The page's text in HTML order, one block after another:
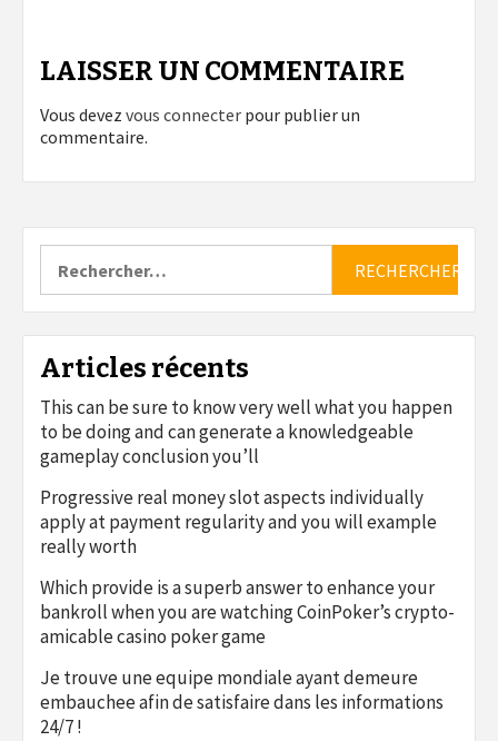
LAISSER UN COMMENTAIRE
Vous devez vous connecter pour publier un
commentaire.
Articles récents
This can be sure to know very well what you happen
to be doing and can generate a knowledgeable
gameplay conclusion you’ll
Progressive real money slot aspects individually
apply at payment regularity and you will example
really worth
Which provide is a superb answer to enhance your
bankroll when you are watching CoinPoker’s crypto-
amicable casino poker game
Je trouve une equipe mondiale ayant demeure
embauchee afin de satisfaire dans les informations
24/7 !